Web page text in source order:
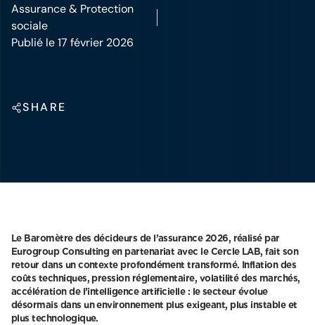
Assurance & Protection
sociale
Publié le 17 février 2026
SHARE
Le Baromètre des décideurs de l’assurance 2026, réalisé par
Eurogroup Consulting en partenariat avec le Cercle LAB, fait son
retour dans un contexte profondément transformé. Inflation des
coûts techniques, pression réglementaire, volatilité des marchés,
accélération de l’intelligence artificielle : le secteur évolue
désormais dans un environnement plus exigeant, plus instable et
plus technologique.